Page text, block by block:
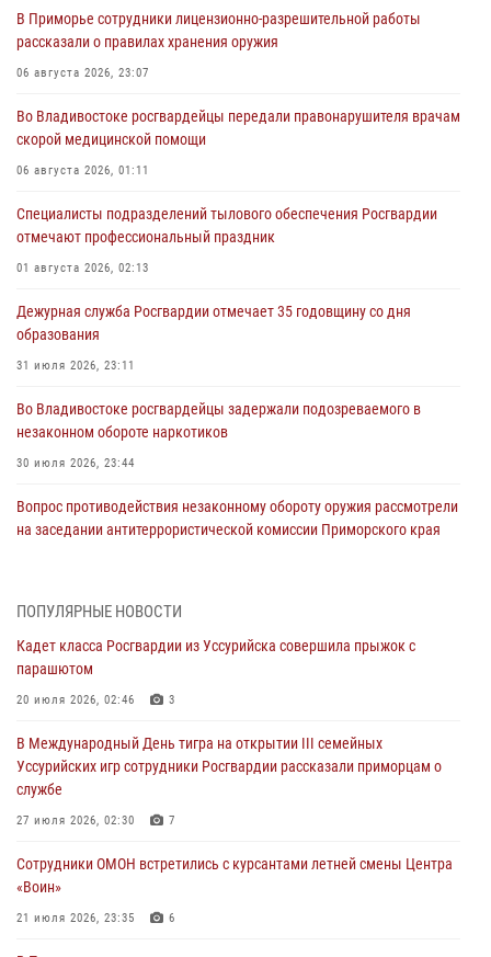
В Приморье сотрудники лицензионно-разрешительной работы
рассказали о правилах хранения оружия
06 августа 2026, 23:07
Во Владивостоке росгвардейцы передали правонарушителя врачам
скорой медицинской помощи
06 августа 2026, 01:11
Специалисты подразделений тылового обеспечения Росгвардии
отмечают профессиональный праздник
01 августа 2026, 02:13
Дежурная служба Росгвардии отмечает 35 годовщину со дня
образования
31 июля 2026, 23:11
Во Владивостоке росгвардейцы задержали подозреваемого в
незаконном обороте наркотиков
30 июля 2026, 23:44
Вопрос противодействия незаконному обороту оружия рассмотрели
на заседании антитеррористической комиссии Приморского края
Во Владивостоке во дворе жилого дома сотрудники
В День Крещения Руси в Князь-Владимирском храме – Главном
ходом
28 июля 2026, 10:29
Росгвардейцы в Приморье приняли участие в молебне,
28 июля 2026, 05:39
В Международный День тигра на открытии III семейных
ПОПУЛЯРНЫЕ НОВОСТИ
Кадет класса Росгвардии из Уссурийска совершила прыжок с
парашютом
20 июля 2026, 02:46 3
В Международный День тигра на открытии III семейных
Уссурийских игр сотрудники Росгвардии рассказали приморцам о
службе
27 июля 2026, 02:30 7
Сотрудники ОМОН встретились с курсантами летней смены Центра
«Воин»
21 июля 2026, 23:35 6